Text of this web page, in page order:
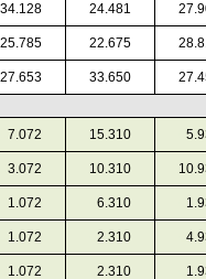
34.128 24.481
25.785 22.675
27.653 33.650
7.072 15.310
3.072 10.310
1.072 6.310
1.072 2.310
1.072 2.310